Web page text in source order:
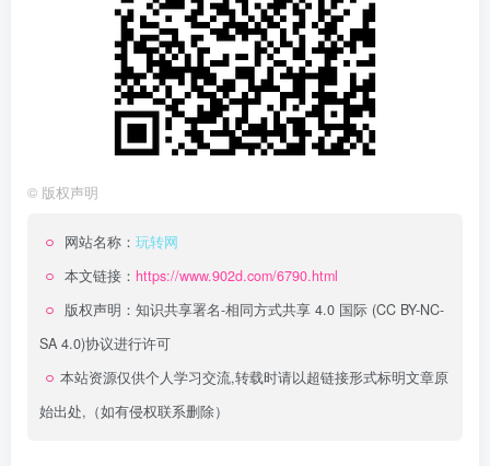
© 版权声明
网站名称： 玩转网
本文链接： https://www.902d.com/6790.html
版权声明： 知识共享署名-相同方式共享 4.0 国际 (CC BY-NC-
SA 4.0)协议进行许可
本站资源仅供个人学习交流,转载时请以超链接形式标明文章原
始出处,（如有侵权联系删除）